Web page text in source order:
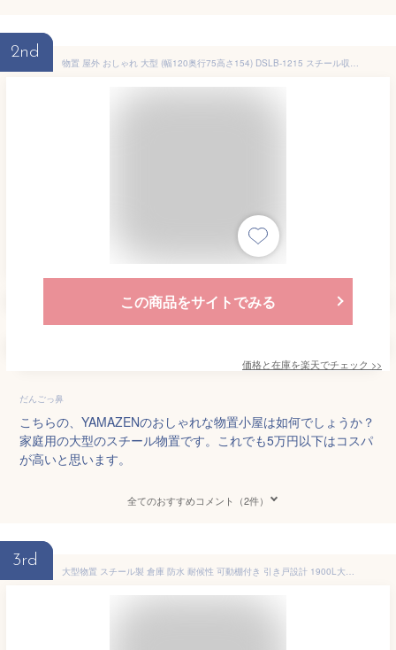
2nd
物置 屋外 おしゃれ 大型 (幅120奥行75高さ154) DSLB-1215 スチール収納庫 スチール物置 物置き 大容量 山善 YAMAZEN ガーデンマスター 【送料無料】
この商品をサイトでみる
価格と在庫を楽天でチェック >>
だんごっ鼻
こちらの、YAMAZENのおしゃれな物置小屋は如何でしょうか？
家庭用の大型のスチール物置です。これでも5万円以下はコスパ
が高いと思います。
全てのおすすめコメント（2件）
3rd
大型物置 スチール製 倉庫 防水 耐候性 可動棚付き 引き戸設計 1900L大容量収納 屋外倉庫 ガーデン収納庫 農場用ストレージ